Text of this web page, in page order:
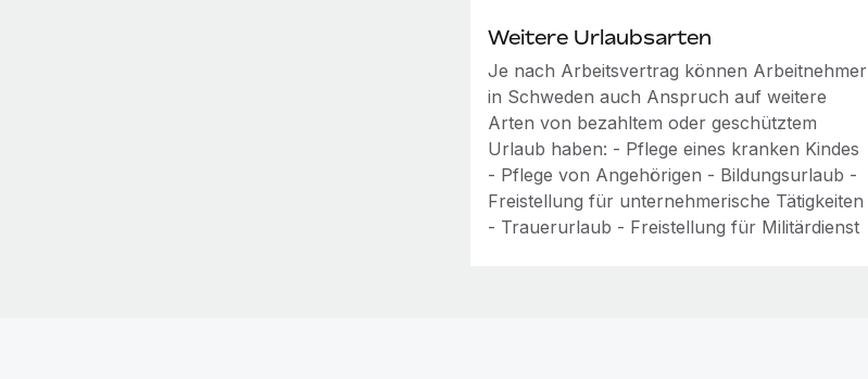
Weitere Urlaubsarten
Je nach Arbeitsvertrag können Arbeitnehmer
in Schweden auch Anspruch auf weitere
Arten von bezahltem oder geschütztem
Urlaub haben: - Pflege eines kranken Kindes
- Pflege von Angehörigen - Bildungsurlaub -
Freistellung für unternehmerische Tätigkeiten
- Trauerurlaub - Freistellung für Militärdienst